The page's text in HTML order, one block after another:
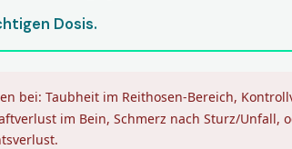
Dosis.
bei: Taubheit im Reithosen-Bereich,
im Bein, Schmerz nach Sturz/Unfall,